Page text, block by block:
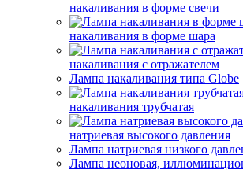
накаливания в форме свечи
накаливания в форме шара
накаливания с отражателем
Лампа накаливания типа Globe
накаливания трубчатая
натриевая высокого давления
Лампа натриевая низкого
Лампа неоновая,